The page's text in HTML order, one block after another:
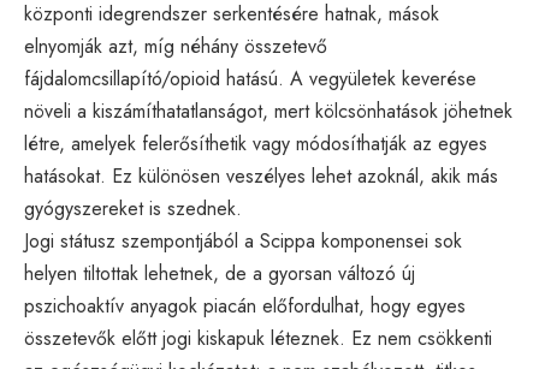
központi idegrendszer serkentésére hatnak, mások
elnyomják azt, míg néhány összetevő
fájdalomcsillapító/opioid hatású. A vegyületek keverése
növeli a kiszámíthatatlanságot, mert kölcsönhatások jöhetnek
létre, amelyek felerősíthetik vagy módosíthatják az egyes
hatásokat. Ez különösen veszélyes lehet azoknál, akik más
gyógyszereket is szednek.
Jogi státusz szempontjából a Scippa komponensei sok
helyen tiltottak lehetnek, de a gyorsan változó új
pszichoaktív anyagok piacán előfordulhat, hogy egyes
összetevők előtt jogi kiskapuk léteznek. Ez nem csökkenti